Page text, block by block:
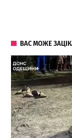
ВАС МОЖЕ